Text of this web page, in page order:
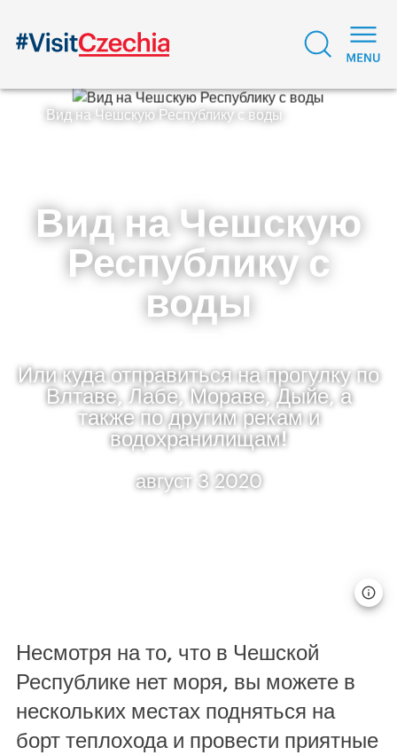
Вид на Чешскую Республику с воды
Вид на Чешскую
Республику с
воды
Или куда отправиться на прогулку по
Влтаве, Лабе, Мораве, Дыйе, а
также по другим рекам и
водохранилищам!
август 3 2020
Несмотря на то, что в Чешской
Республике нет моря, вы можете в
нескольких местах подняться на
борт теплохода и провести приятные